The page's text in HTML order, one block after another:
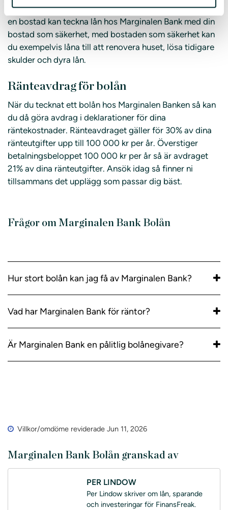
Det kan även vara bra för dig att veta att du som äger
en bostad kan teckna lån hos Marginalen Bank med din
bostad som säkerhet, med bostaden som säkerhet kan
du exempelvis låna till att renovera huset, lösa tidigare
skulder och dyra lån.
Ränteavdrag för bolån
När du tecknat ett bolån hos Marginalen Banken så kan
du då göra avdrag i deklarationer för dina
räntekostnader. Ränteavdraget gäller för 30% av dina
ränteutgifter upp till 100 000 kr per år. Överstiger
betalningsbeloppet 100 000 kr per år så är avdraget
21% av dina ränteutgifter. Ansök idag så finner ni
tillsammans det upplägg som passar dig bäst.
Frågor om Marginalen Bank Bolån
Hur stort bolån kan jag få av Marginalen Bank?
Vad har Marginalen Bank för räntor?
Är Marginalen Bank en pålitlig bolånegivare?
Villkor/omdöme reviderade Jun 11, 2026
Marginalen Bank Bolån granskad av
PER LINDOW
Per Lindow skriver om lån, sparande
och investeringar för FinansFreak.